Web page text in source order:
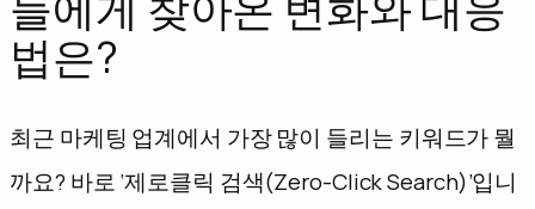
로
가
법은?
최근 마케팅 업계에서 가장 많이 들리는 키워드가 뭘
까요? 바로 ‘제로클릭 검색(Zero-Click Search)’입니